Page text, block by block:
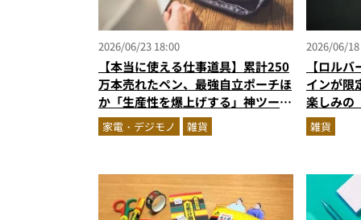
2026/06/23 18:00
【本当に使える仕事道具】累計250
万本売れたペン、最強自立ポーチほ
か「生産性を爆上げする」神ツール
5選『MonoMaxベストバイ大賞』
家電・デジモノ 雑貨
2026/06/
【ロル
インが限
楽しみの
3日に発売
雑貨